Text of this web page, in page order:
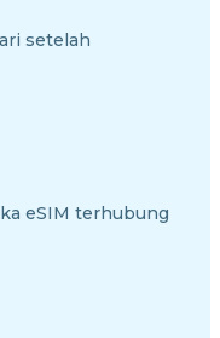
setelah
eSIM terhubung